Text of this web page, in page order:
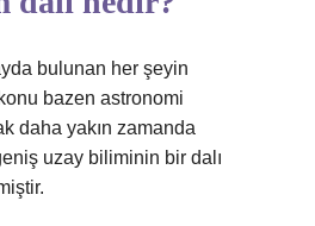
bulunan her şeyin
bazen astronomi
daha yakın zamanda
uzay biliminin bir dalı